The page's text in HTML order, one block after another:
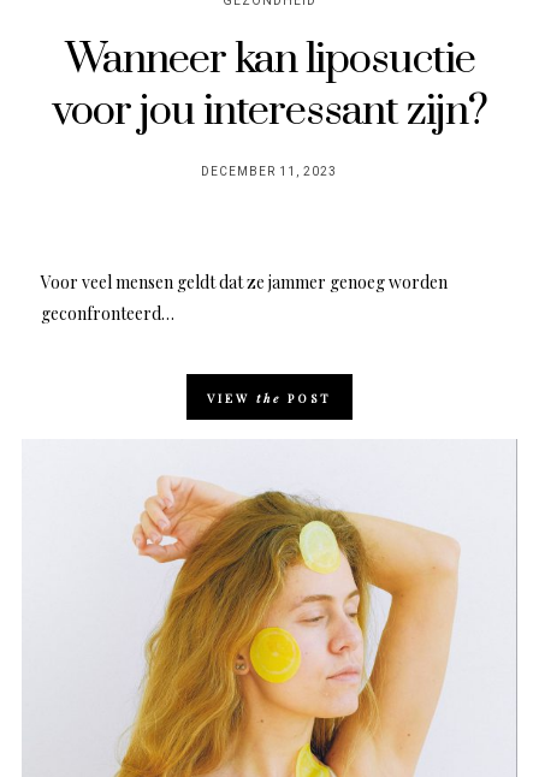
Wanneer kan liposuctie
voor jou interessant zijn?
POSTED
DECEMBER 11, 2023
Voor veel mensen geldt dat ze jammer genoeg worden
geconfronteerd…
VIEW the POST